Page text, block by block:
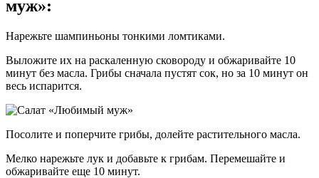
муж»:
Нарежьте шампиньоны тонкими ломтиками.
Выложите их на раскаленную сковороду и обжаривайте 10
минут без масла. Грибы сначала пустят сок, но за 10 минут он
весь испарится.
Посолите и поперчите грибы, долейте растительного масла.
Мелко нарежьте лук и добавьте к грибам. Перемешайте и
обжаривайте еще 10 минут.